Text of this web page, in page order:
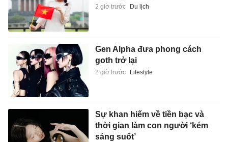
2 giờ trước Du lịch
Gen Alpha đưa phong cách
goth trở lại
2 giờ trước Lifestyle
Sự khan hiếm về tiền bạc và
thời gian làm con người ‘kém
sáng suốt’